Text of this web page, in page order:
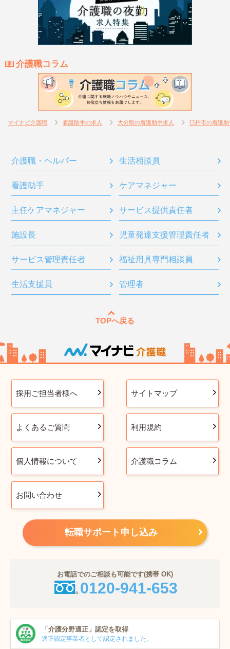
介護職コラム
マイナビ介護職 看護助手の求人 大分県の看護助手求人 臼杵市の看護
介護職・ヘルパー 生活相談員
看護助手 ケアマネジャー
主任ケアマネジャー サービス提供責任者
施設長 児童発達支援管理責任者
サービス管理責任者 福祉用具専門相談員
生活支援員 管理者
TOPへ戻る
採用ご担当者様へ サイトマップ
よくあるご質問 利用規約
個人情報について 介護職コラム
お問い合わせ
転職サポート申し込み
お電話でのご相談も可能です(携帯 OK)
0120-941-653
「介護分野適正」 認定を取得
適正認定事業者として認定されました。